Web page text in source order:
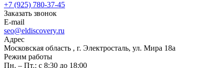
+7 (925) 780-37-45
Заказать звонок
E-mail
seo@eldiscovery.ru
Адрес
Московская область , г. Электросталь, ул. Мира 18а
Режим работы
Пн. – Пт.: с 8:30 до 18:00